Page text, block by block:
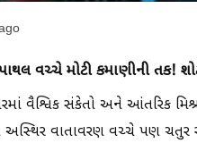
વચ્ચે મોટી કમાણીની તક!
વૈશ્વિક સંકેતો અને આંતરિક
વાતાવરણ વચ્ચે પણ ચતુર